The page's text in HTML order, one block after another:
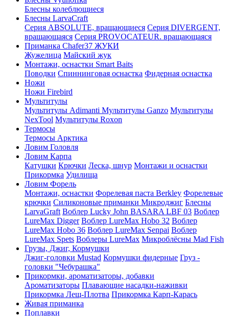
Блесны колеблющиеся
Блесны LarvaCraft
Серия ABSOLUTE, вращающиеся Серия DIVERGENT,
вращающаяся Серия PROVOCATEUR. вращающаяся
Приманка Chafer37 ЖУКИ
Жужелица Майский жук
Монтажи, оснастки Smart Baits
Поводки Спиннинговая оснастка Фидерная оснастка
Ножи
Ножи Firebird
Мультитулы
Мультитулы Adimanti Мультитулы Ganzo Мультитулы
NexTool Мультитулы Roxon
Термосы
Термосы Арктика
Ловим Головля
Ловим Карпа
Катушки Крючки Леска, шнур Монтажи и оснастки
Прикормка Удилища
Ловим Форель
Монтажи, оснастки Форелевая паста Berkley Форелевые
крючки Силиконовые приманки Микроджиг Блесны
LarvaGraft Воблер Lucky John BASARA LBF 03 Воблер
LureMax Digger Воблер LureMax Hobo 32 Воблер
LureMax Hobo 36 Воблер LureMax Senpai Воблер
LureMax Spets Воблеры LureMax Микроблёсны Mad Fish
Грузы, Джиг, Кормушки
Джиг-головки Mustad Кормушки фидерные Груз -
головки "Чебурашка"
Прикормки, ароматизаторы, добавки
Ароматизаторы Плавающие насадки-наживки
Прикормка Лещ-Плотва Прикормка Карп-Карась
Живая приманка
Поплавки